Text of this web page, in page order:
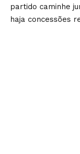
partido caminhe
haja concessões